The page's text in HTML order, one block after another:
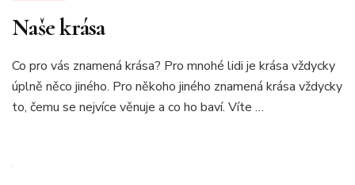
Naše krása
Co pro vás znamená krása? Pro mnohé lidi je krása vždycky
úplně něco jiného. Pro někoho jiného znamená krása vždycky
to, čemu se nejvíce věnuje a co ho baví. Víte …